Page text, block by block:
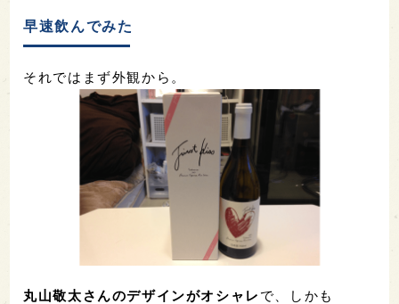
早速飲んでみた
それではまず外観から。
丸山敬太さんのデザインがオシャレ で、しかも